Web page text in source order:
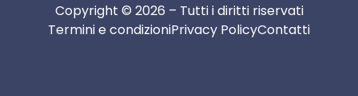
Copyright © 2026 – Tutti i diritti riservati
Termini e condizioniPrivacy PolicyContatti